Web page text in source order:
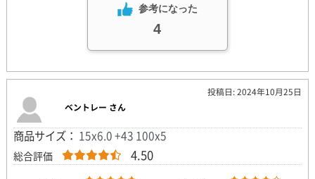
参考になった
4
投稿日: 2024年10月25日
ベントレー さん
商品サイズ： 15x6.0 +43 100x5
総合評価 4.50